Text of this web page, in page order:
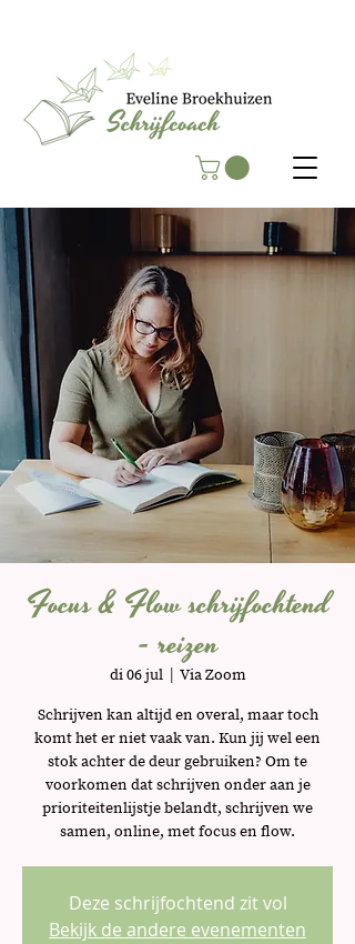
Focus & Flow schrijfochtend
- reizen
di 06 jul
  |
Via Zoom
Schrijven kan altijd en overal, maar toch
komt het er niet vaak van. Kun jij wel een
stok achter de deur gebruiken? Om te
voorkomen dat schrijven onder aan je
prioriteitenlijstje belandt, schrijven we
samen, online, met focus en flow.
Deze schrijfochtend zit vol
Bekijk de andere evenementen